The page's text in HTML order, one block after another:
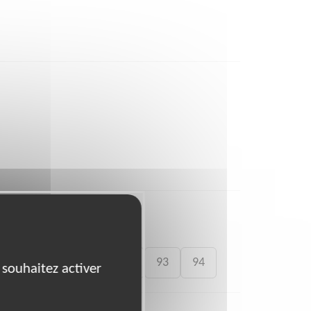
83 87 91 93 94
activer